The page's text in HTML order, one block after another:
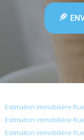
Estimation immobilière
Estimation immobilière
Estimation immobilière